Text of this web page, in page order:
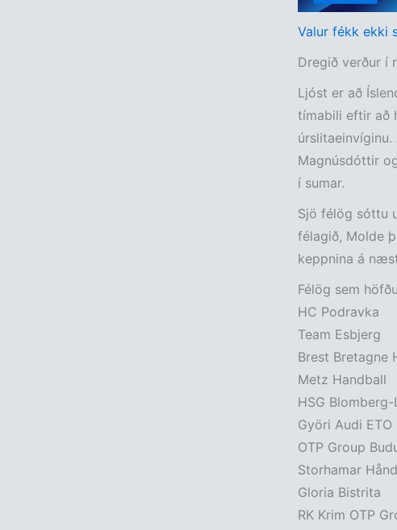
Valur fékk ekki
Dregið verður í
Ljóst er að
tímabili eftir að
Magnúsdóttir
í sumar.
Sjö félög sóttu
félagið, Molde
keppnina á
Félög sem
HC Podravka
Team Esbjerg
Brest Bretagne
Metz Handball
HSG
Györi Audi ETO
OTP Group
Storhamar
Gloria Bistrita
RK Krim OTP